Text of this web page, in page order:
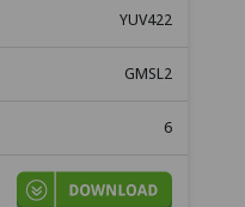
YUV422
GMSL2
6